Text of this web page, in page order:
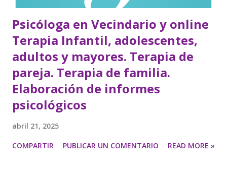
Psicóloga en Vecindario y online
Terapia Infantil, adolescentes,
adultos y mayores. Terapia de
pareja. Terapia de familia.
Elaboración de informes
psicológicos
abril 21, 2025
COMPARTIR PUBLICAR UN COMENTARIO READ MORE »